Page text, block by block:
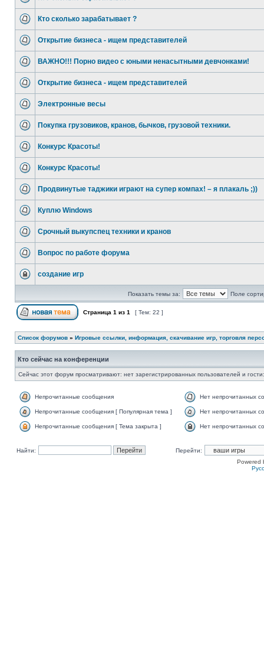
Кто сколько зарабатывает ?
Открытие бизнеса - ищем представителей
ВАЖНО!!! Порно видео с юными ненасытными девчонками!
Открытие бизнеса - ищем представителей
Электронные весы
Покупка грузовиков, кранов, бычков, грузовой техники.
Конкурс Красоты!
Конкурс Красоты!
Продвинутые таджики играют на супер компах! – я плакаль ;))
Куплю Windows
Срочный выкупспец техники и кранов
Вопрос по рaботе форума
создание игр
Показать темы за: Поле
Страница 1 из 1 [ Тем: 22 ]
Список форумов » Игровые ссылки, информация, скачивание игр, торговля
Кто сейчас на конференции
Сейчас этот форум просматривают: нет зарегистрированных пользователей и
Непрочитанные сообщения Нет непрочитанных
Непрочитанные сообщения [ Популярная тема ] Нет непрочитанных
Непрочитанные сообщения [ Тема закрыта ] Нет непрочитанных
Найти:
Перейти:
Powered